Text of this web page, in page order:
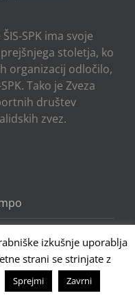
SPK ima svoje
stoletja, ko
organizacij odločilo,
Tako je Zveza
društev
zvez.
v Kairu
turnir v
izkušnje uporablja
strani se strinjate z
Sprejmi Zavrni